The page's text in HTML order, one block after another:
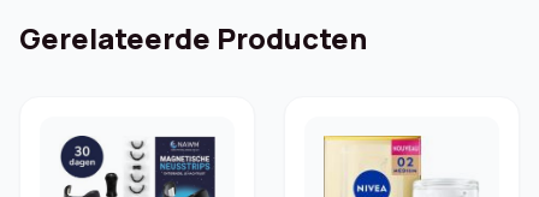
Gerelateerde Producten